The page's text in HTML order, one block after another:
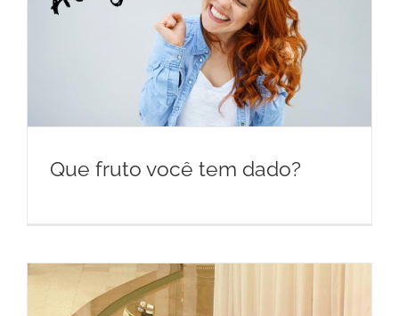
Que fruto você tem dado?